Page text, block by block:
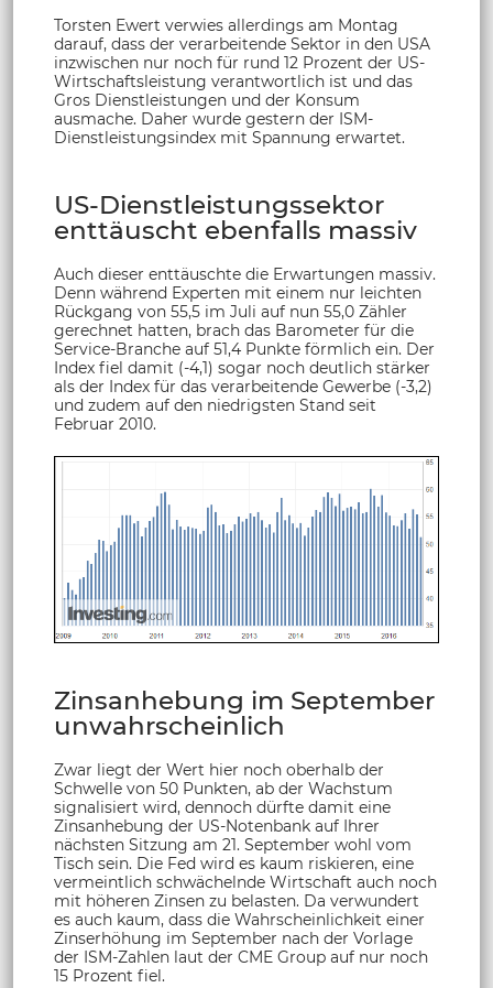
Torsten Ewert verwies allerdings am Montag
darauf, dass der verarbeitende Sektor in den USA
inzwischen nur noch für rund 12 Prozent der US-
Wirtschaftsleistung verantwortlich ist und das
Gros Dienstleistungen und der Konsum
ausmache. Daher wurde gestern der ISM-
Dienstleistungsindex mit Spannung erwartet.
US-Dienstleistungssektor
enttäuscht ebenfalls massiv
Auch dieser enttäuschte die Erwartungen massiv.
Denn während Experten mit einem nur leichten
Rückgang von 55,5 im Juli auf nun 55,0 Zähler
gerechnet hatten, brach das Barometer für die
Service-Branche auf 51,4 Punkte förmlich ein. Der
Index fiel damit (-4,1) sogar noch deutlich stärker
als der Index für das verarbeitende Gewerbe (-3,2)
und zudem auf den niedrigsten Stand seit
Februar 2010.
Zinsanhebung im September
unwahrscheinlich
Zwar liegt der Wert hier noch oberhalb der
Schwelle von 50 Punkten, ab der Wachstum
signalisiert wird, dennoch dürfte damit eine
Zinsanhebung der US-Notenbank auf Ihrer
nächsten Sitzung am 21. September wohl vom
Tisch sein. Die Fed wird es kaum riskieren, eine
vermeintlich schwächelnde Wirtschaft auch noch
mit höheren Zinsen zu belasten. Da verwundert
es auch kaum, dass die Wahrscheinlichkeit einer
Zinserhöhung im September nach der Vorlage
der ISM-Zahlen laut der CME Group auf nur noch
15 Prozent fiel.